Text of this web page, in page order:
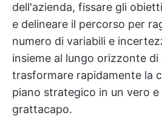
dell'azienda, fissare gli
e delineare il percorso per
numero di variabili e
insieme al lungo orizzonte
trasformare rapidamente la
piano strategico in un vero
grattacapo.